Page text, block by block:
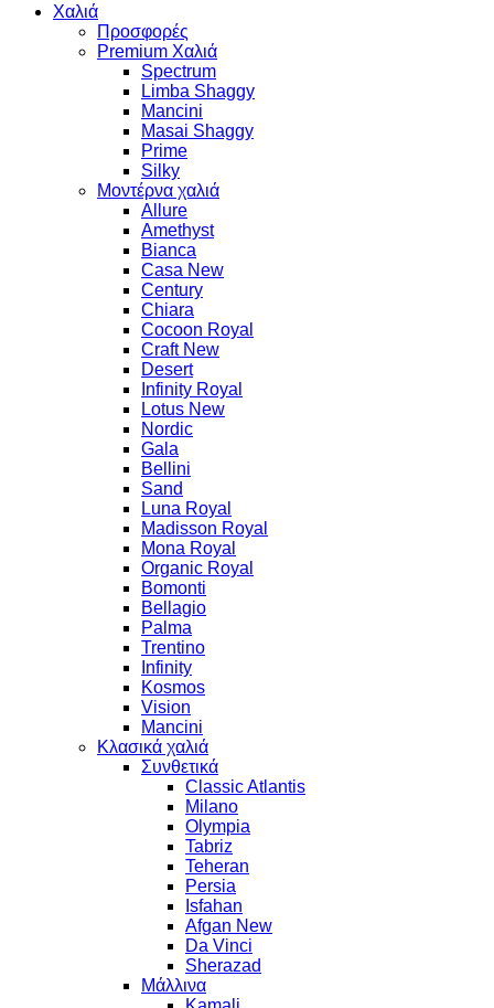
Χαλιά
Προσφορές
Premium Χαλιά
Spectrum
Limba Shaggy
Mancini
Masai Shaggy
Prime
Silky
Μοντέρνα χαλιά
Allure
Amethyst
Bianca
Casa New
Century
Chiara
Cocoon Royal
Craft New
Desert
Infinity Royal
Lotus New
Nordic
Gala
Bellini
Sand
Luna Royal
Madisson Royal
Mona Royal
Organic Royal
Bomonti
Bellagio
Palma
Trentino
Infinity
Kosmos
Vision
Mancini
Κλασικά χαλιά
Συνθετικά
Classic Atlantis
Milano
Olympia
Tabriz
Teheran
Persia
Isfahan
Afgan New
Da Vinci
Sherazad
Μάλλινα